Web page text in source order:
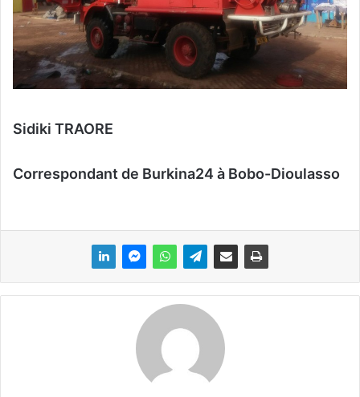
Sidiki TRAORE
Correspondant de Burkina24 à Bobo-Dioulasso